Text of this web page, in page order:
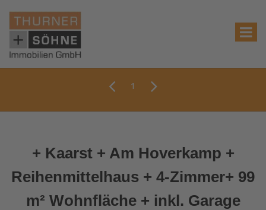
1
+ Kaarst + Am Hoverkamp +
Reihenmittelhaus + 4-Zimmer+ 99
m² Wohnfläche + inkl. Garage